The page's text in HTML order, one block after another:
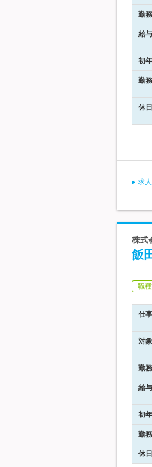
勤
給与
初
勤
休
求
株式
飯
職
仕
対
勤
給与
初
勤
休